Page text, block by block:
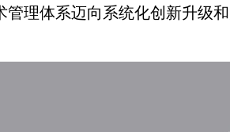
管理体系迈向系统化创新升级